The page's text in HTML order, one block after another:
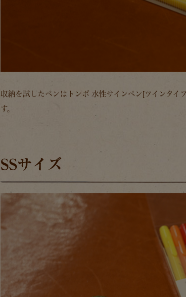
収納を試したペンはトンボ 水性サインペン[ツインタ
す。
SSサイズ